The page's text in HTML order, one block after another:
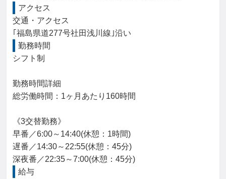
アクセス
交通・アクセス
｢福島県道277号社田浅川線｣沿い
勤務時間
シフト制
勤務時間詳細
総労働時間：1ヶ月あたり160時間
《3交替勤務》
早番／6:00～14:40(休憩：1時間)
遅番／14:30～22:55(休憩：45分)
深夜番／22:35～7:00(休憩：45分)
給与